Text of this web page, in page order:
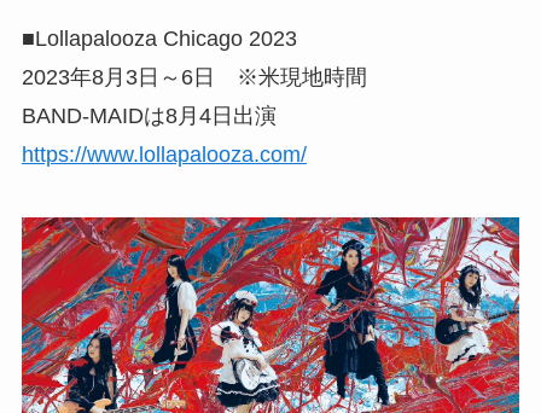
■Lollapalooza Chicago 2023
2023年8月3日～6日 ※米現地時間
BAND-MAIDは8月4日出演
https://www.lollapalooza.com/